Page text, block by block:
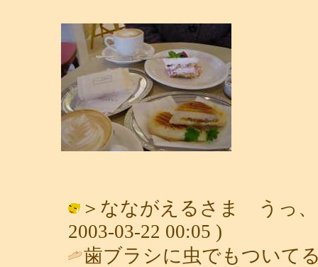
＞なながえるさま うっ、
2003-03-22 00:05 )
歯ブラシに虫でもついて